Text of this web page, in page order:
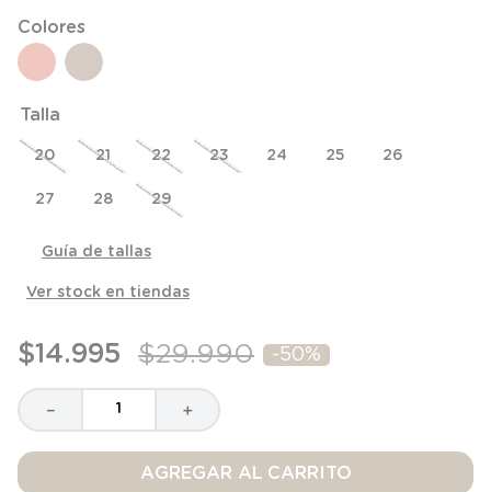
Colores
Talla
20 21 22 23 24 25 26
27 28 29
Guía de tallas
Ver stock en tiendas
$14.995 $29.990 -50%
＋
－
AGREGAR AL CARRITO
7.
niña
10. accesorios